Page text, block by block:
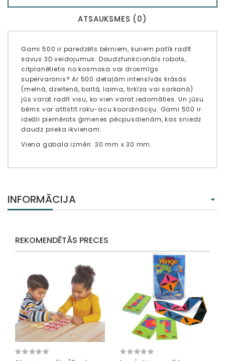
ATSAUKSMES (0)
Gami 500 ir paredzēts bērniem, kuriem patīk radīt
savus 3D veidojumus. Daudzfunkcionāls robots,
citplanētietis no kosmosa vai drosmīgs
supervaronis? Ar 500 detaļām intensīvās krāsās
(melnā, dzeltenā, baltā, laima, tirkīza vai sarkanā)
jūs varat radīt visu, ko vien varat iedomāties. Un jūsu
bērns var attīstīt roku-acu koordināciju. Gami 500 ir
ideāli piemērots ģimenes pēcpusdienām, kas sniedz
daudz prieka ikvienam.
Viena gabala izmēri: 30 mm x 30 mm.
INFORMĀCIJA
REKOMENDĒTĀS PRECES